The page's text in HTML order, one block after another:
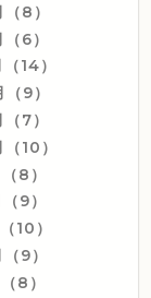
8）
6）
14）
9）
7）
10）
8）
9）
10）
9）
8）